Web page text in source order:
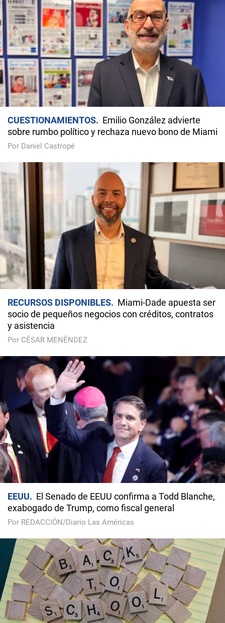
CUESTIONAMIENTOS
Emilio González advierte
sobre rumbo político y rechaza nuevo bono de Miami
Por Daniel Castropé
RECURSOS DISPONIBLES
Miami-Dade apuesta ser
socio de pequeños negocios con créditos, contratos
y asistencia
Por CÉSAR MENÉNDEZ
EEUU
El Senado de EEUU confirma a Todd Blanche,
exabogado de Trump, como fiscal general
Por REDACCIÓN/Diario Las Américas